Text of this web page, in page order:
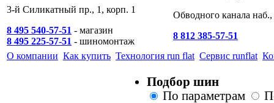
3-й Силикатный пр., 1, корп. 1
8 495 540-57-51 - магазин
8 495 225-57-51 - шиномонтаж
Обводного канала
8 812 385-57-51
О компании Как купить Технология run flat Сервис runflat
Подбор шин
По параметрам